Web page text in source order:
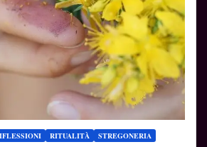
RITUALITÀ STREGONERIA